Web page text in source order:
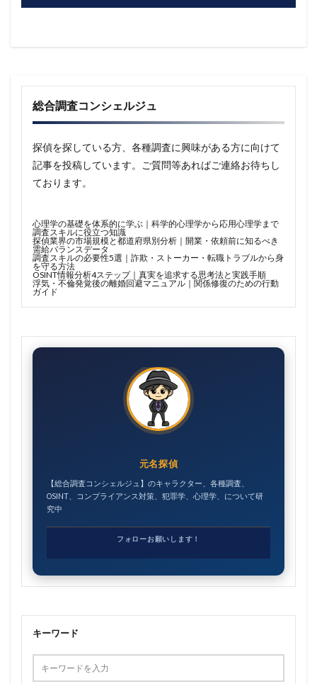
総合調査コンシェルジュ
探偵を探している方、各種調査に興味がある方に向けて
記事を投稿しています。ご質問等あればご連絡お待ちし
ております。
心理学の基礎を体系的に学ぶ｜科学的心理学から応用心理学まで
調査スキルに役立つ知識
探偵業界の市場規模と都道府県別分析｜開業・依頼前に知るべき
需給バランスデータ
調査スキルの必要性5選｜詐欺・ストーカー・転職トラブルから身
を守る方法
OSINT情報分析4ステップ｜真実を追求する思考法と実践手順
浮気・不倫発覚後の離婚回避マニュアル｜関係修復のための行動
ガイド
元名探偵
【総合調査コンシェルジュ】のキャラクター、各種調査、
OSINT、コンプライアンス対策、犯罪学、心理学、について研
究中
フォローお願いします！
キーワード